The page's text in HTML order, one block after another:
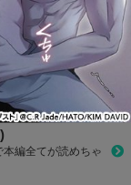
ック！検索機能も充
るはず！
編全てが読めちゃ